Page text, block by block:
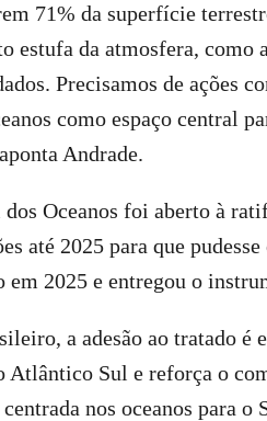
71% da superfície
estufa da atmosfera, como
Precisamos de ações
como espaço central
Andrade.
Oceanos foi aberto à
até 2025 para que
2025 e entregou o
a adesão ao tratado é
Atlântico Sul e reforça o
nos oceanos para o